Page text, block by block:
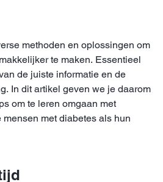
methoden en oplossingen om
te maken. Essentieel
de juiste informatie en de
In dit artikel geven we je daarom
om te leren omgaan met
met diabetes als hun